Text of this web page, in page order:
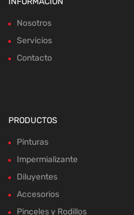
Nosotros
Servicios
Contacto
PRODUCTOS
Pinturas
Impermializante
Diluyentes
Accesorios
Pinceles y Rodillos